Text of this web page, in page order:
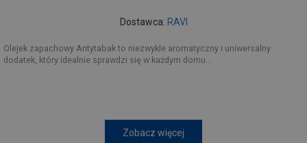
Dostawca: RAVI
Olejek zapachowy Antytabak to niezwykle aromatyczny i uniwersalny
dodatek, który idealnie sprawdzi się w każdym domu...
Zobacz więcej